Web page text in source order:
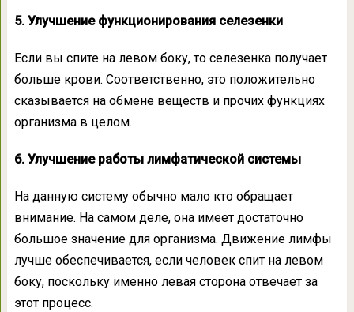
5. Улучшение функционирования селезенки
Если вы спите на левом боку, то селезенка получает
больше крови. Соответственно, это положительно
сказывается на обмене веществ и прочих функциях
организма в целом.
6. Улучшение работы лимфатической системы
На данную систему обычно мало кто обращает
внимание. На самом деле, она имеет достаточно
большое значение для организма. Движение лимфы
лучше обеспечивается, если человек спит на левом
боку, поскольку именно левая сторона отвечает за
этот процесс.